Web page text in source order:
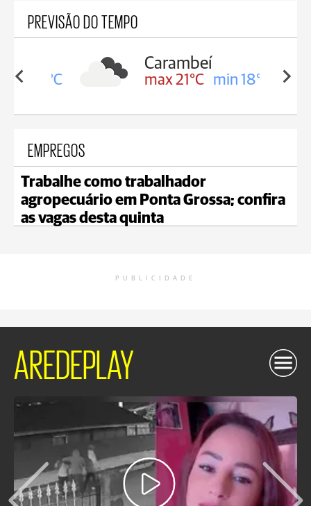
PREVISÃO DO TEMPO
19°C
Carambeí
max 21°C min 18°C
EMPREGOS
Trabalhe como trabalhador
agropecuário em Ponta Grossa; confira
as vagas desta quinta
PUBLICIDADE
AREDEPLAY